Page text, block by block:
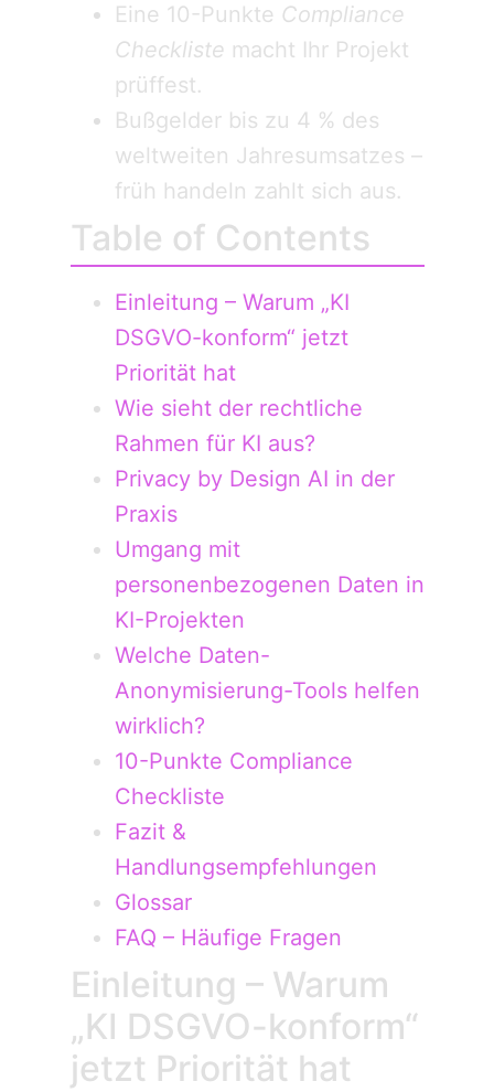
Eine 10-Punkte Compliance
Checkliste macht Ihr Projekt
prüffest.
Bußgelder bis zu 4 % des
weltweiten Jahresumsatzes –
früh handeln zahlt sich aus.
Table of Contents
Einleitung – Warum „KI
DSGVO-konform“ jetzt
Priorität hat
Wie sieht der rechtliche
Rahmen für KI aus?
Privacy by Design AI in der
Praxis
Umgang mit
personenbezogenen Daten in
KI-Projekten
Welche Daten-
Anonymisierung-Tools helfen
wirklich?
10-Punkte Compliance
Checkliste
Fazit &
Handlungsempfehlungen
Glossar
FAQ – Häufige Fragen
Einleitung – Warum
„KI DSGVO-konform“
jetzt Priorität hat